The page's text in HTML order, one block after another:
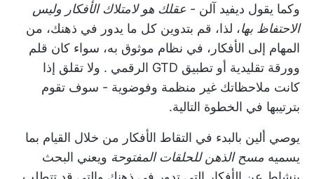
وكما يقول ديفيد آلن - عقلك هو لامتلاك الأفكار وليس
الاحتفاظ بها، لذا، قم بتدوين كل ما يدور في ذهنك، من
المهام إلى الأفكار، في نظام موثوق به، سواء كان قلم
وورقة تقليدية أو تطبيق GTD الرقمي
. ولا تقلق إذا
كانت ملاحظاتك غير منظمة وفوضوية - سوف تقوم
بترتيبها في الخطوة التالية.
يوصي ألين بالبدء في التقاط الأفكار من خلال القيام بما
يسميه مسح الذهن للحلقات المفتوحة ويعني البحث